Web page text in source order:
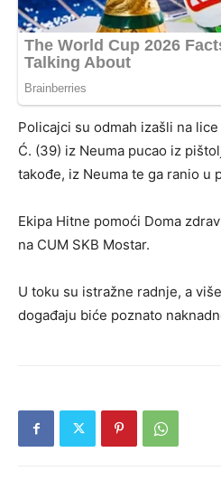
Policajci su odmah izašli na
Ć. (39) iz Neuma pucao iz
takođe, iz Neuma te ga ranio u
Ekipa Hitne pomoći Doma
na CUM SKB Mostar.
U toku su istražne radnje, a
događaju biće poznato